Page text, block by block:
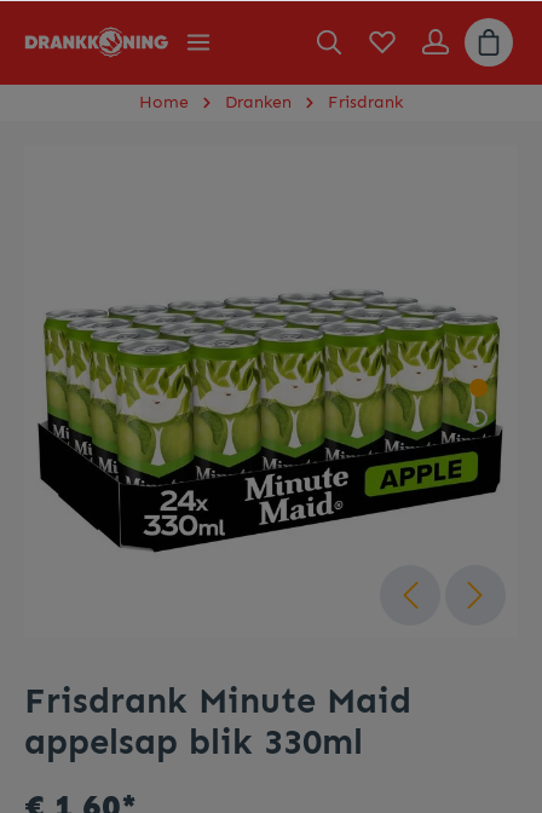
Home Dranken Frisdrank
Frisdrank Minute Maid
appelsap blik 330ml